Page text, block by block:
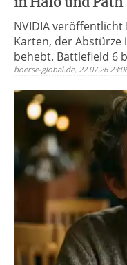
NVIDIA veröffentlicht
Karten, der Abstürze
behebt. Battlefield 6
boerse-global.de, 22.07.26